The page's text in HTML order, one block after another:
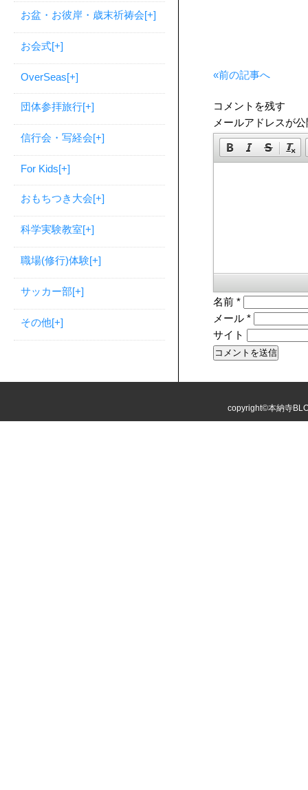
お盆・お彼岸・歳末祈祷会[+]
お会式[+]
OverSeas[+]
団体参拝旅行[+]
信行会・写経会[+]
For Kids[+]
おもちつき大会[+]
科学実験教室[+]
職場(修行)体験[+]
サッカー部[+]
その他[+]
«前の記事へ
コメントを残す
メールアドレスが
名前 *
メール *
サイト
copyright©本納寺